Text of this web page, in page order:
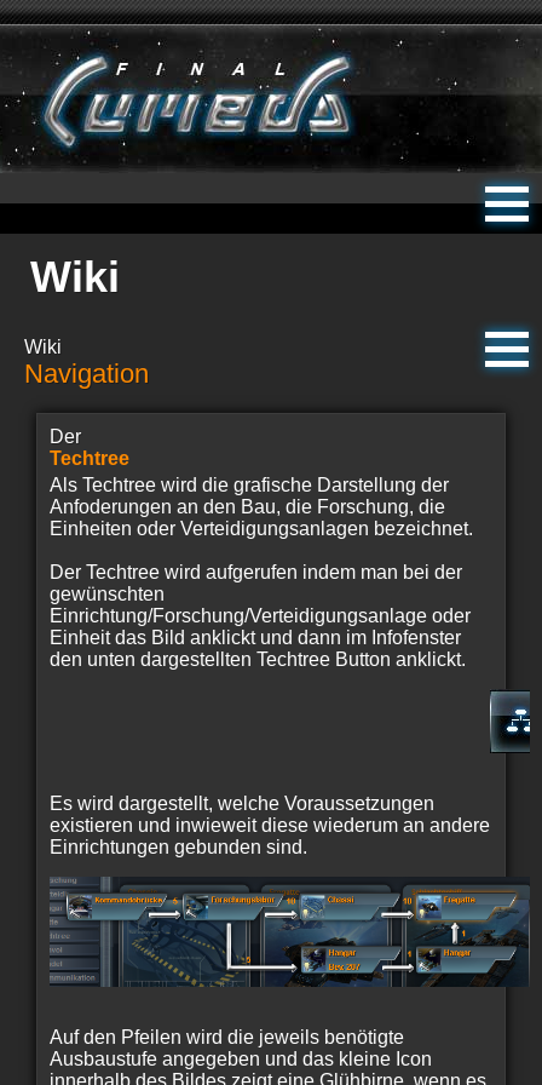
Wiki
Wiki
Navigation
Der
Techtree
Als Techtree wird die grafische Darstellung der
Anfoderungen an den Bau, die Forschung, die
Einheiten oder Verteidigungsanlagen bezeichnet.
Der Techtree wird aufgerufen indem man bei der
gewünschten
Einrichtung/Forschung/Verteidigungsanlage oder
Einheit das Bild anklickt und dann im Infofenster
den unten dargestellten Techtree Button anklickt.
Es wird dargestellt, welche Voraussetzungen
existieren und inwieweit diese wiederum an andere
Einrichtungen gebunden sind.
Auf den Pfeilen wird die jeweils benötigte
Ausbaustufe angegeben und das kleine Icon
innerhalb des Bildes zeigt eine Glühbirne, wenn es